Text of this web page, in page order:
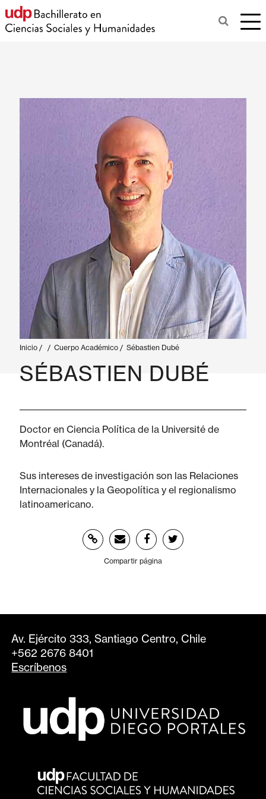
Inicio / / Cuerpo Académico / Sébastien Dubé
SÉBASTIEN DUBÉ
Doctor en Ciencia Política de la Université de
Montréal (Canadá).
Sus intereses de investigación son las Relaciones
Internacionales y la Geopolítica y el regionalismo
latinoamericano.
Compartir página
Av. Ejército 333, Santiago Centro, Chile
+562 2676 8401
Escríbenos